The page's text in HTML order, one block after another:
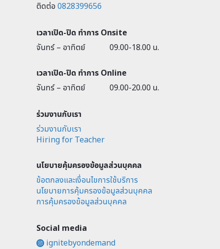
ติดต่อ0828399656
เวลาเปิด-ปิด ทำการ Onsite
จันทร์ – อาทิตย์
09.00-18.00 น.
เวลาเปิด-ปิด ทำการ Online
จันทร์ – อาทิตย์
09.00-20.00 น.
ร่วมงานกับเรา
ร่วมงานกับเรา
Hiring for Teacher
นโยบายคุ้มครองข้อมูลส่วนบุคคล
ข้อตกลงและเงื่อนไขการใช้บริการ
นโยบายการคุ้มครองข้อมูลส่วนบุคคล
การคุ้มครองข้อมูลส่วนบุคคล
Social media
ignitebyondemand